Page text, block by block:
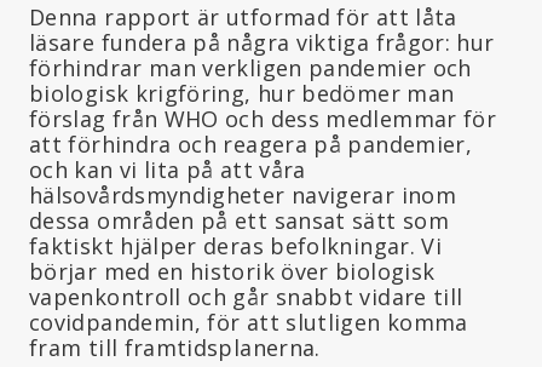
Denna rapport är utformad för att låta
läsare fundera på några viktiga frågor: hur
förhindrar man verkligen pandemier och
biologisk krigföring, hur bedömer man
förslag från WHO och dess medlemmar för
att förhindra och reagera på pandemier,
och kan vi lita på att våra
hälsovårdsmyndigheter navigerar inom
dessa områden på ett sansat sätt som
faktiskt hjälper deras befolkningar. Vi
börjar med en historik över biologisk
vapenkontroll och går snabbt vidare till
covidpandemin, för att slutligen komma
fram till framtidsplanerna.